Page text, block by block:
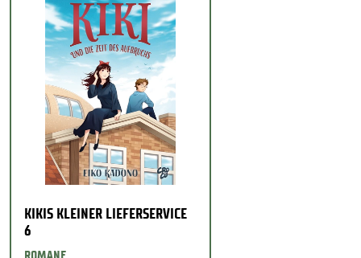
KIKIS KLEINER LIEFERSERVICE
6